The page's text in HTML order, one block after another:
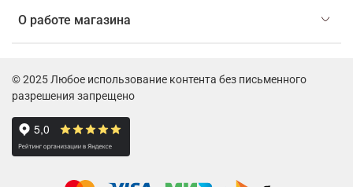
О работе магазина
© 2025 Любое использование контента без письменного
разрешения запрещено